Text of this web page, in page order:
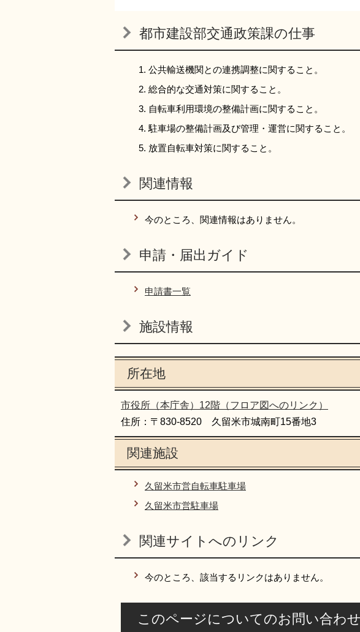
都市建設部交通政策課の仕事
公共輸送機関との連携調整に関すること。
総合的な交通対策に関すること。
自転車利用環境の整備計画に関すること。
駐車場の整備計画及び管理・運営に関すること。
放置自転車対策に関すること。
関連情報
今のところ、関連情報はありません。
申請・届出ガイド
申請書一覧
施設情報
所在地
市役所（本庁舎）12階（フロア図へのリンク）
住所：〒830-8520 久留米市城南町15番地3
関連施設
久留米市営自転車駐車場
久留米市営駐車場
関連サイトへのリンク
今のところ、該当するリンクはありません。
このページについてのお問い合わせ